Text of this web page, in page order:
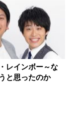
レインボー～な
と思ったのか